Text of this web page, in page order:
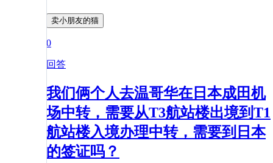
卖小朋友的猫
0
回答
我们俩个人去温哥华在日本成田机
场中转，需要从T3航站楼出境到T1
航站楼入境办理中转，需要到日本
的签证吗？